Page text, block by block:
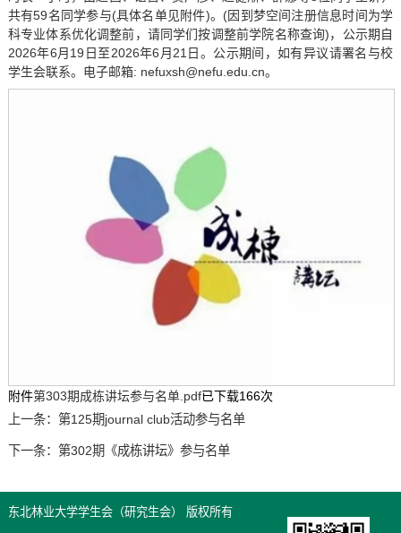
共有59名同学参与(具体名单见附件)。(因到梦空间注册信息时间为学
科专业体系优化调整前，请同学们按调整前学院名称查询)，公示期自
2026年6月19日至2026年6月21日。公示期间，如有异议请署名与校
学生会联系。电子邮箱: nefuxsh@nefu.edu.cn。
附件第303期成栋讲坛参与名单.pdf已下载166次
上一条： 第125期journal club活动参与名单
下一条： 第302期《成栋讲坛》参与名单
东北林业大学学生会（研究生会） 版权所有